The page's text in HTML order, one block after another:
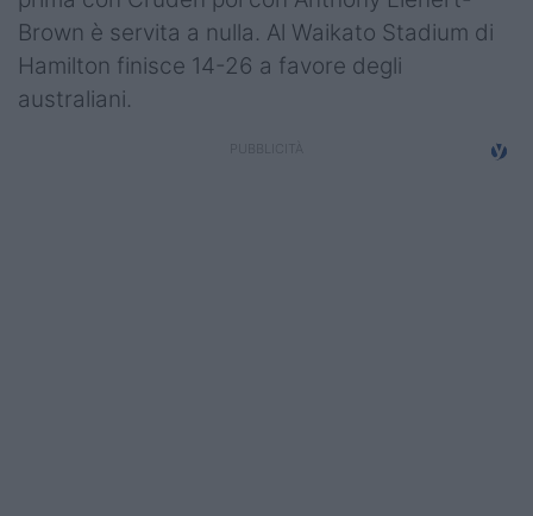
Brown è servita a nulla. Al Waikato Stadium di
Hamilton finisce 14-26 a favore degli
australiani.